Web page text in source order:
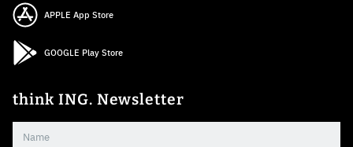
APPLE App Store
GOOGLE Play Store
think ING. Newsletter